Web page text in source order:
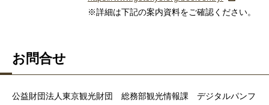
※詳細は下記の案内資料をご確認ください。
お問合せ
公益財団法人東京観光財団 総務部観光情報課 デジタルパンフ